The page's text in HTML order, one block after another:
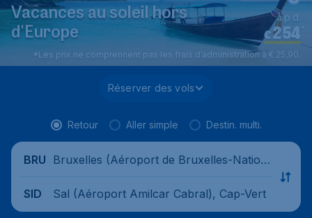
Vacances au soleil hors
d'Europe
€254*
à.p.d.
*Les prix ne comprennent pas les frais d’administration à € 25,90.
Réserver des vols
Retour Aller simple Destin. multi.
BRU Bruxelles (Aéroport de Bruxelles-Nation
SID
Sal (Aéroport Amilcar Cabral), Cap-Vert